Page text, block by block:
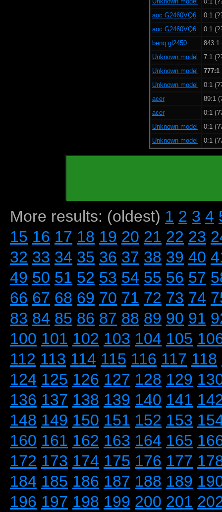
aoc G2460VQ6
0:1
aoc G2460VQ6
0:1
benq gl2450
843:1
Unknown model
7:1
Unknown model
777:1
Unknown model
0:1
acer
89:1
acer
0:1
Unknown model
0:1
Unknown model
0:1
More results: (oldest) 1 2 3 4
15 16 17 18 19 20 21 22 23
32 33 34 35 36 37 38 39 40
49 50 51 52 53 54 55 56 57
66 67 68 69 70 71 72 73 74
83 84 85 86 87 88 89 90 91
100 101 102 103 104 105
112 113 114 115 116 117 118
124 125 126 127 128 129
136 137 138 139 140 141
148 149 150 151 152 153
160 161 162 163 164 165
172 173 174 175 176 177
184 185 186 187 188 189
196 197 198 199 200 201